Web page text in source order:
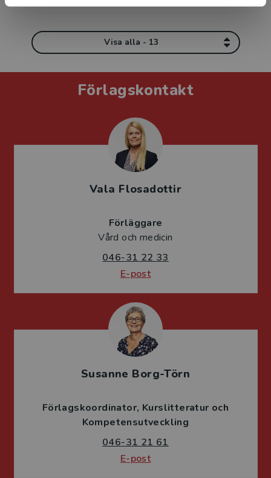
Visa alla - 13
Förlagskontakt
Vala Flosadottir
Förläggare
Vård och medicin
046-31 22 33
E-post
Susanne Borg-Törn
Förlagskoordinator Kurslitteratur och
Kompetensutveckling
046-31 21 61
E-post